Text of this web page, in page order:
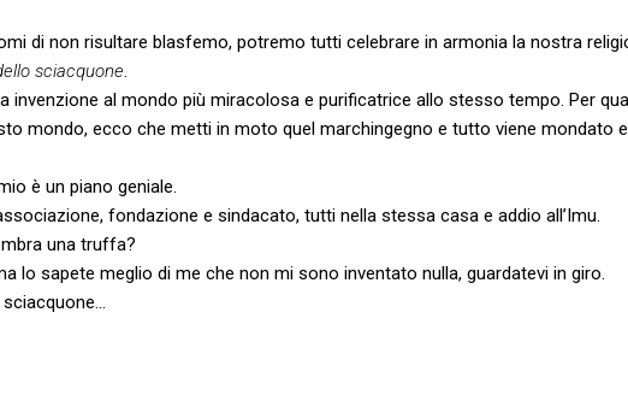
di non risultare blasfemo, potremo tutti celebrare in armonia la nostra
sciacquone.
invenzione al mondo più miracolosa e purificatrice allo stesso tempo. Per
mondo, ecco che metti in moto quel marchingegno e tutto viene mondato
è un piano geniale.
fondazione e sindacato, tutti nella stessa casa e addio all’Imu.
una truffa?
lo sapete meglio di me che non mi sono inventato nulla, guardatevi in giro.